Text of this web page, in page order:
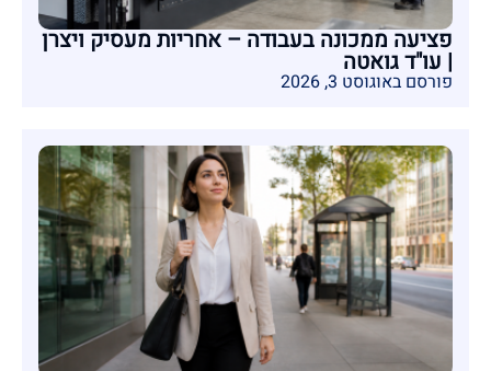
פציעה ממכונה בעבודה – אחריות מעסיק ויצרן
| עו"ד גואטה
פורסם באוגוסט 3, 2026